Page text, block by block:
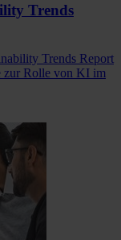
Trends
Trends Report
zur Rolle von KI im